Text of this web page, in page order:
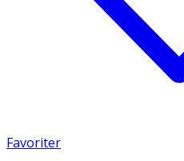
Favoriter